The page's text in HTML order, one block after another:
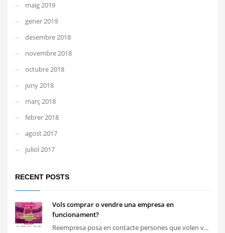
maig 2019
gener 2019
desembre 2018
novembre 2018
octubre 2018
juny 2018
març 2018
febrer 2018
agost 2017
juliol 2017
RECENT POSTS
Vols comprar o vendre una empresa en
funcionament?
Reempresa posa en contacte persones que volen v...